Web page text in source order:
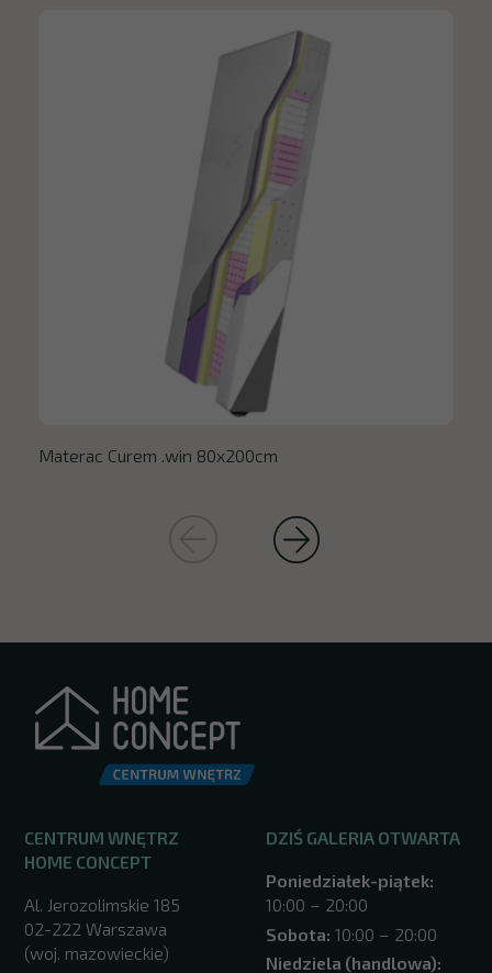
Materac Curem .win 80x200cm
CENTRUM WNĘTRZ
HOME CONCEPT
Al. Jerozolimskie 185
02-222 Warszawa
(woj. mazowieckie)
DZIŚ GALERIA OTWARTA
Poniedziałek-piątek:
10:00 – 20:00
Sobota: 10:00 – 20:00
Niedziela (handlowa):